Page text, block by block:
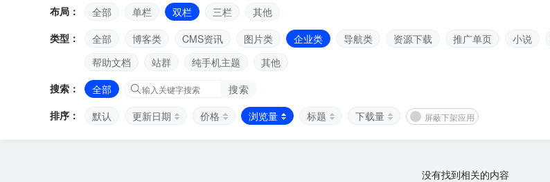
布局：
全部 单栏 双栏 三栏
其他
类型：
全部 博客类 CMS资讯 图片类 企业类 导航类 资源下载 推广单页 小说
帮助文档
站群 纯手机主题
其他
搜索：
全部
搜索
排序：
默认 更新日期 价格 浏览量 标题 下载量 屏蔽下架应用
没有找到相关的内容